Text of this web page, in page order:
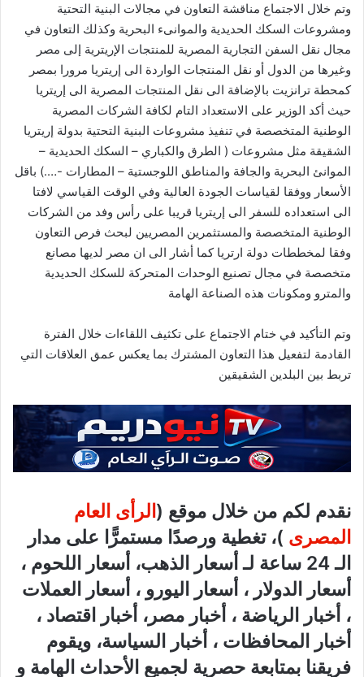
وتم خلال الاجتماع مناقشة التعاون في مجالات البنية التحتية
ومشروعات السكك الحديدية والموانىء البحرية وكذلك التعاون في
مجال نقل السفن التجارية المصرية للمنتجات الإريترية إلى مصر
وغيرها من الدول أو نقل المنتجات الواردة الى إريتريا مرورا بمصر
كمحطة ترانزيت بالإضافة الى نقل المنتجات المصرية الى إريتريا
حيث أكد الوزير على الاستعداد التام لكافة الشركات المصرية
الوطنية المتخصصة في تنفيذ مشروعات البنية التحتية بدولة إريتريا
الشقيقة مثل مشروعات ( الطرق والكباري – السكك الحديدية –
الموانئ البحرية والجافة والمناطق اللوجستية – المطارات -….) باقل
الأسعار ووفقا لقياسات الجودة العالية وفي الوقت القياسي لافتا
الى استعداده للسفر الى إريتريا قريبا على رأس وفد من الشركات
الوطنية المتخصصة والمستثمرين المصريين لبحث فرص التعاون
وفقا لمخططات دولة ارتريا كما أشار الى ان مصر لديها مصانع
متخصصة في مجال تصنيع الوحدات المتحركة للسكك الحديدية
والمترو ومكونات هذه الصناعة الهامة
وتم التأكيد في ختام الاجتماع على تكثيف اللقاءات خلال الفترة
القادمة لتفعيل هذا التعاون المشترك بما يعكس عمق العلاقات التي
تربط بين البلدين الشقيقين
نقدم لكم من خلال موقع ( الرأى العام
المصرى )، تغطية ورصدًا مستمرًّا على مدار
الـ 24 ساعة لـ أسعار الذهب، أسعار اللحوم ،
أسعار الدولار ، أسعار اليورو ، أسعار العملات
، أخبار الرياضة ، أخبار مصر، أخبار اقتصاد ،
أخبار المحافظات ، أخبار السياسة، ويقوم
فريقنا بمتابعة حصرية لجميع الأحداث الهامة و